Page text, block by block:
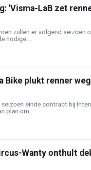
'Visma-LaB zet
zullen er volgend seizoen
nodige ...
Bike plukt renner
einde contract bij
plan om ...
Wanty onthult